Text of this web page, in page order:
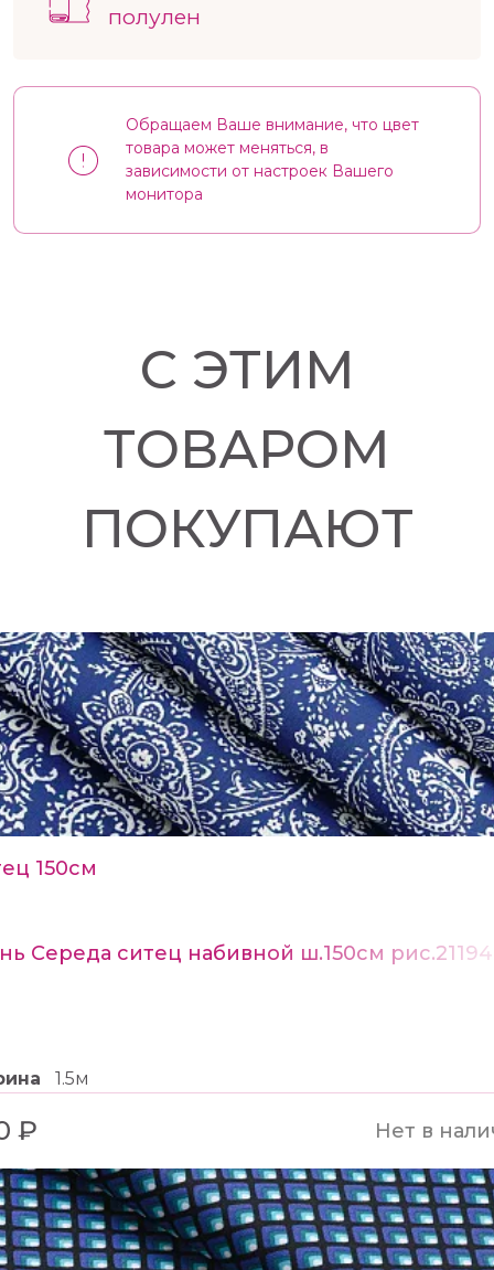
полулен
Обращаем Ваше внимание, что цвет
товара может меняться, в
зависимости от настроек Вашего
монитора
С ЭТИМ
ТОВАРОМ
ПОКУПАЮТ
150см
Середа ситец набивной ш.150см
1.5м
₽ Нет в